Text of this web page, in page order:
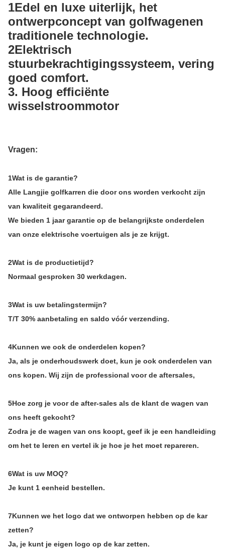
1Edel en luxe uiterlijk, het
ontwerpconcept van golfwagenen
traditionele technologie.
2Elektrisch
stuurbekrachtigingssysteem, vering
goed comfort.
3. Hoog efficiënte
wisselstroommotor
Vragen:
1Wat is de garantie?
Alle Langjie golfkarren die door ons worden verkocht zijn
van kwaliteit gegarandeerd.
We bieden 1 jaar garantie op de belangrijkste onderdelen
van onze elektrische voertuigen als je ze krijgt.
2Wat is de productietijd?
Normaal gesproken 30 werkdagen.
3Wat is uw betalingstermijn?
T/T 30% aanbetaling en saldo vóór verzending.
4Kunnen we ook de onderdelen kopen?
Ja, als je onderhoudswerk doet, kun je ook onderdelen van
ons kopen. Wij zijn de professional voor de aftersales,
5Hoe zorg je voor de after-sales als de klant de wagen van
ons heeft gekocht?
Zodra je de wagen van ons koopt, geef ik je een handleiding
om het te leren en vertel ik je hoe je het moet repareren.
6Wat is uw MOQ?
Je kunt 1 eenheid bestellen.
7Kunnen we het logo dat we ontworpen hebben op de kar
zetten?
Ja, je kunt je eigen logo op de kar zetten.